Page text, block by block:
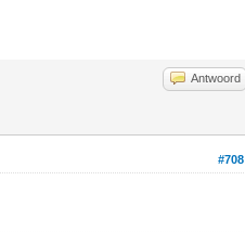
Antwoord
#708